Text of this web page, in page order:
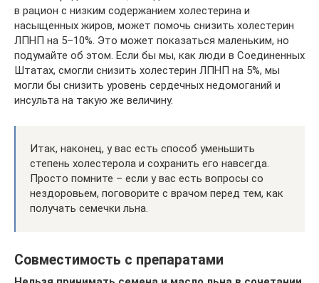
в рацион с низким содержанием холестерина и
насыщенных жиров, может помочь снизить холестерин
ЛПНП на 5–10%. Это может показаться маленьким, но
подумайте об этом. Если бы мы, как люди в Соединенных
Штатах, смогли снизить холестерин ЛПНП на 5%, мы
могли бы снизить уровень сердечных недомоганий и
инсульта на такую ​​же величину.
Итак, наконец, у вас есть способ уменьшить
степень холестерола и сохранить его навсегда.
Просто помните – если у вас есть вопросы со
нездоровьем, поговорите с врачом перед тем, как
получать семечки льна.
Совместимость с препаратами